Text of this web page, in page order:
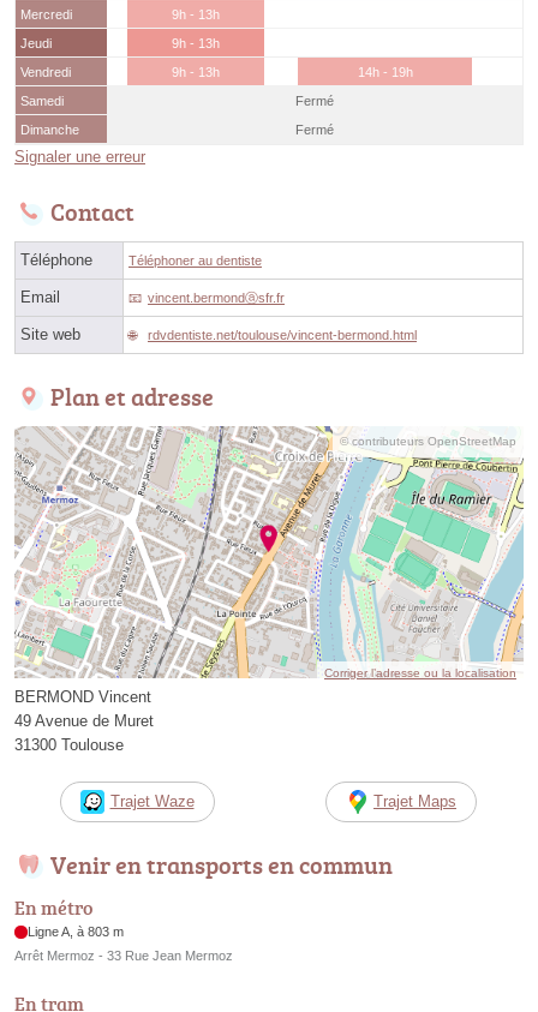
Mercredi
9h - 13h
Jeudi
9h - 13h
Vendredi
9h - 13h
14h - 19h
Samedi
Fermé
Dimanche
Fermé
Signaler une erreur
Contact
Téléphone Téléphoner au dentiste
Email vincent.bermondⓐsfr.fr
Site web rdvdentiste.net/toulouse/vincent-bermond.html
Plan et adresse
© contributeurs OpenStreetMap
Corriger l’adresse ou la localisation
BERMOND Vincent
49 Avenue de Muret
31300 Toulouse
Trajet Waze Trajet Maps
Venir en transports en commun
En métro
Ligne A, à 803 m
Arrêt Mermoz - 33 Rue Jean Mermoz
En tram